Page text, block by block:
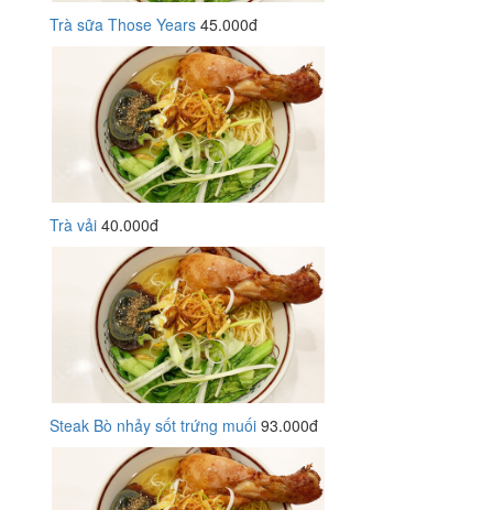
Trà sữa Those Years 45.000đ
Trà vải 40.000đ
Steak Bò nhảy sốt trứng muối 93.000đ